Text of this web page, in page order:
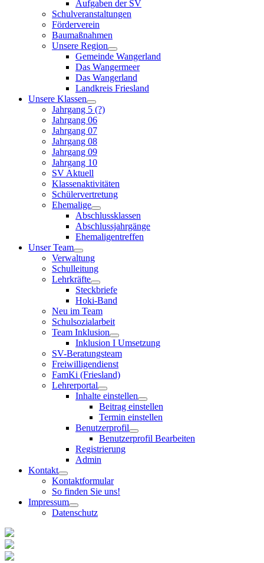
Aufgaben der SV
Schulveranstaltungen
Förderverein
Baumaßnahmen
Unsere Region
Gemeinde Wangerland
Das Wangermeer
Das Wangerland
Landkreis Friesland
Unsere Klassen
Jahrgang 5 (?)
Jahrgang 06
Jahrgang 07
Jahrgang 08
Jahrgang 09
Jahrgang 10
SV Aktuell
Klassenaktivitäten
Schülervertretung
Ehemalige
Abschlussklassen
Abschlussjahrgänge
Ehemaligentreffen
Unser Team
Verwaltung
Schulleitung
Lehrkräfte
Steckbriefe
Hoki-Band
Neu im Team
Schulsozialarbeit
Team Inklusion
Inklusion I Umsetzung
SV-Beratungsteam
Freiwilligendienst
FamKi (Friesland)
Lehrerportal
Inhalte einstellen
Beitrag einstellen
Termin einstellen
Benutzerprofil
Benutzerprofil Bearbeiten
Registrierung
Admin
Kontakt
Kontaktformular
So finden Sie uns!
Impressum
Datenschutz